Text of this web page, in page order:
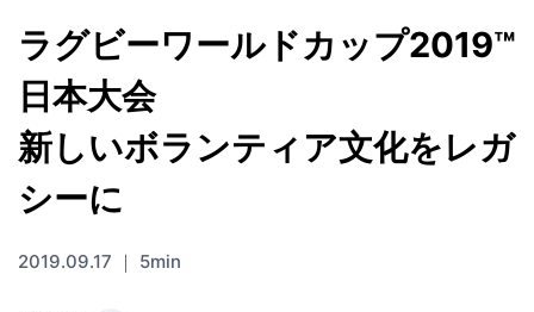
ラグビーワールドカップ2019™
日本大会
新しいボランティア文化をレガ
シーに
2019.09.17 ｜ 5min